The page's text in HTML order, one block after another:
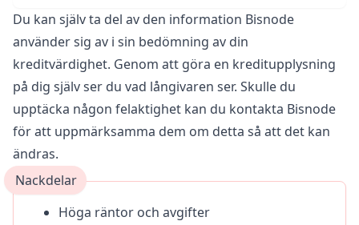
Du kan själv ta del av den information Bisnode
använder sig av i sin bedömning av din
kreditvärdighet. Genom att göra en kreditupplysning
på dig själv ser du vad långivaren ser. Skulle du
upptäcka någon felaktighet kan du kontakta Bisnode
för att uppmärksamma dem om detta så att det kan
ändras.
Nackdelar
Höga räntor och avgifter